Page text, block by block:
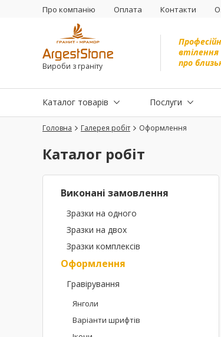
Про компанію Оплата Контакти
Вироби з граніту
втілення
про
Каталог товарів Послуги
Головна Галерея робіт Оформлення
Каталог робіт
Виконані замовлення
Зразки на одного
Зразки на двох
Зразки комплексів
Оформлення
Гравірування
Янголи
Варіанти шрифтів